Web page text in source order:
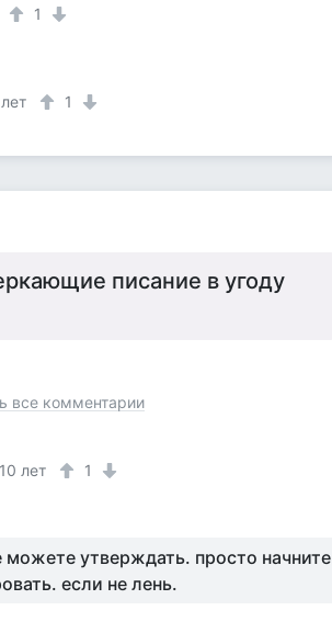
1
1
писание в угоду
все комментарии
10 лет 1
можете утверждать. просто начните
если не лень.